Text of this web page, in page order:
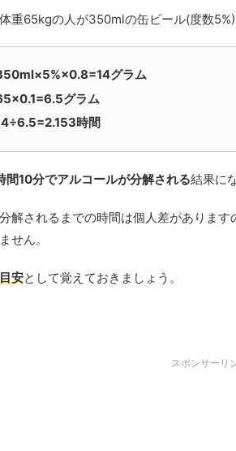
重65kgの人が350mlの缶ビール(度数
グラム
グラム
時間
間10分でアルコールが分解される結果に
解されるまでの時間は個人差がありま
せん。
安として覚えておきましょう。
スポンサーリ